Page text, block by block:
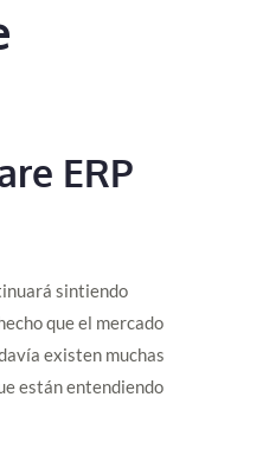
ERP
sintiendo
que el mercado
existen muchas
están entendiendo